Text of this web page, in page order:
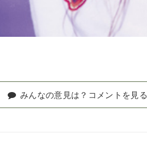
みんなの意見は？コメントを見る